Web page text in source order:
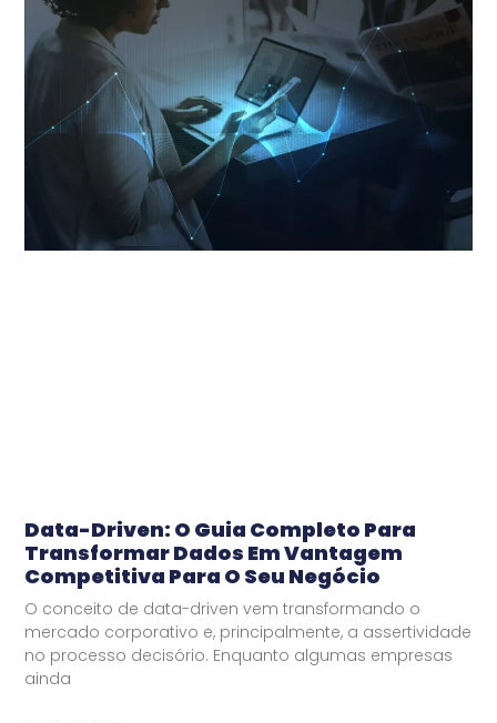
Data-Driven: O Guia Completo Para
Transformar Dados Em Vantagem
Competitiva Para O Seu Negócio
O conceito de data-driven vem transformando o
mercado corporativo e, principalmente, a assertividade
no processo decisório. Enquanto algumas empresas
ainda